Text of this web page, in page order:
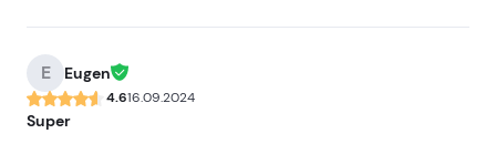
E Eugen
4.616.09.2024
Super